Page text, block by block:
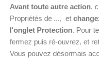
Avant toute autre action,
Propriétés de ..., et
l'onglet Protection. Pour
fermez puis ré-ouvrez, et
Vous pouvez désormais